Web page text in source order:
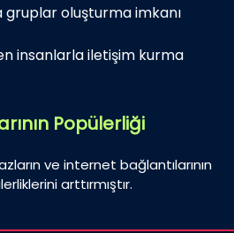
oluşturma imkanı
insanlarla iletişim kurma
Popülerliği
ve internet bağlantılarının
arttırmıştır.